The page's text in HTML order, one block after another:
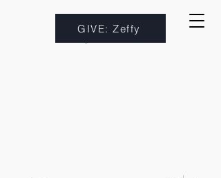
GIVE: Zeffy